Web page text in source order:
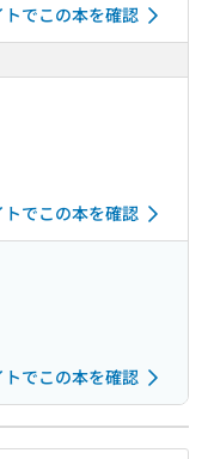
でこの本を確認
でこの本を確認
でこの本を確認